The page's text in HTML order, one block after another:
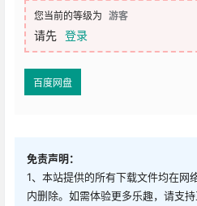
您当前的等级为 游客
请先 登录
百度网盘
免责声明：
1、本站提供的所有下载文件均在网
内删除。如需体验更多乐趣，请支持